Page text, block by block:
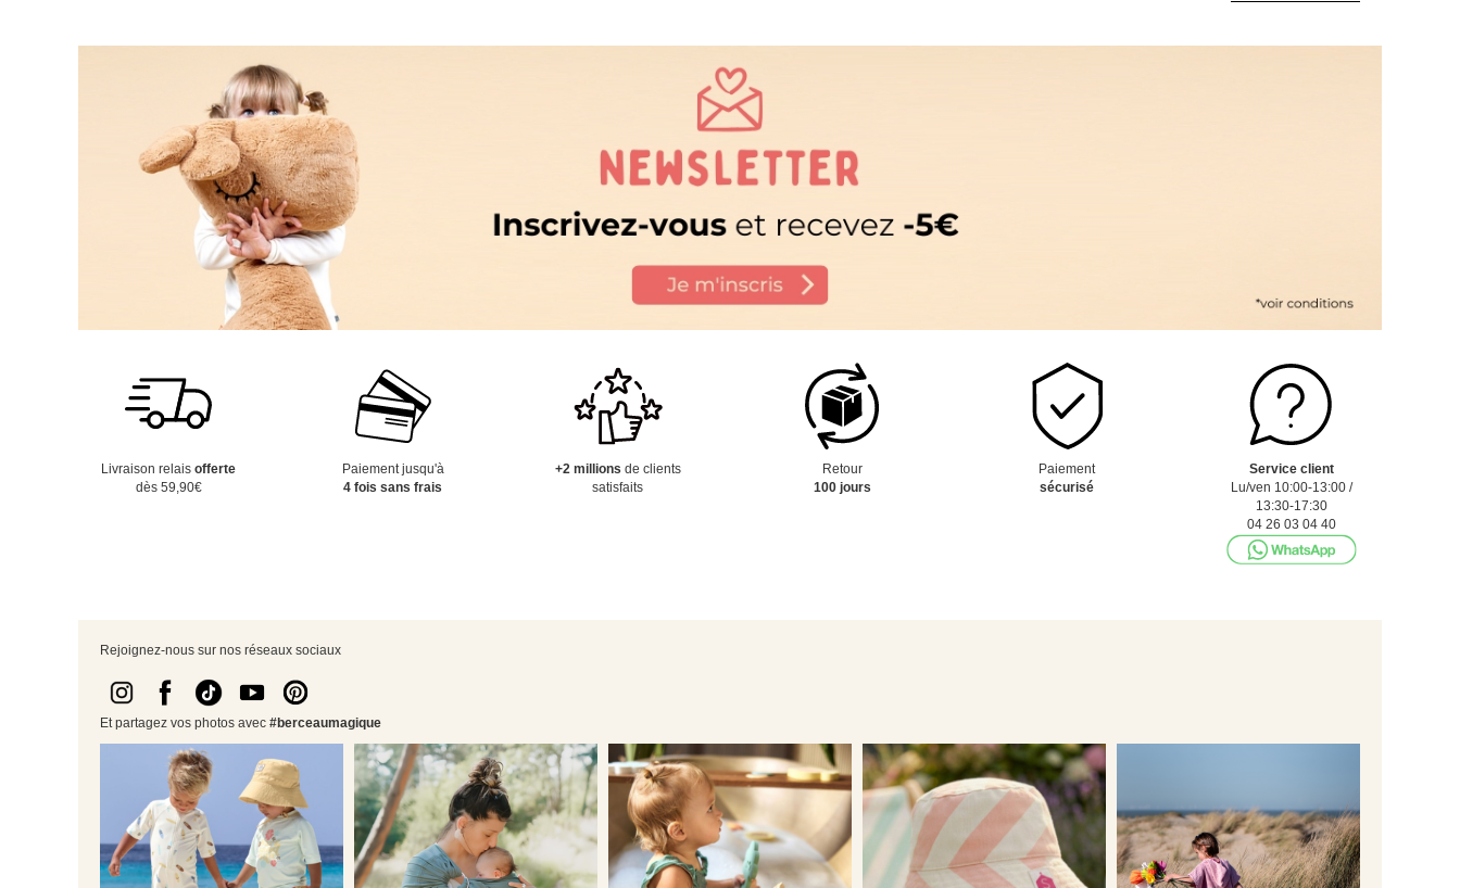
Livraison relaisofferte
dès 59,90€
Paiement jusqu'à
4 fois sans frais
+2 millions de clients
satisfaits
Retour
100 jours
Paiement
sécurisé
Service client
Lu/ven 10:00-13:00 /
13:30-17:30
04 26 03 04 40
Rejoignez-nous sur nos réseaux sociaux
Et partagez vos photos avec #berceaumagique